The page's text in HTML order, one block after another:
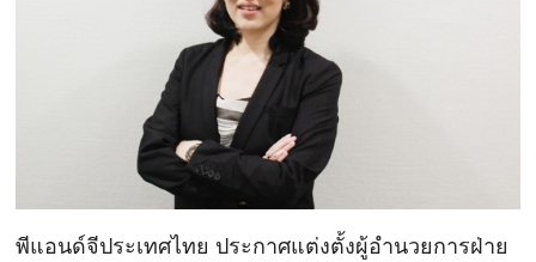
พีแอนด์จีประเทศไทย ประกาศแต่งตั้งผู้อำนวยการฝ่าย